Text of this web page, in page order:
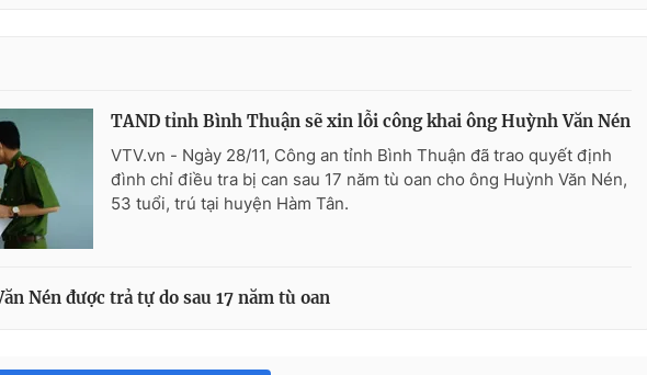
TAND tỉnh Bình Thuận sẽ xin lỗi công khai ông Huỳnh Văn Nén
VTV.vn - Ngày 28/11, Công an tỉnh Bình Thuận đã trao quyết định
đình chỉ điều tra bị can sau 17 năm tù oan cho ông Huỳnh Văn Nén,
53 tuổi, trú tại huyện Hàm Tân.
Nén được trả tự do sau 17 năm tù oan